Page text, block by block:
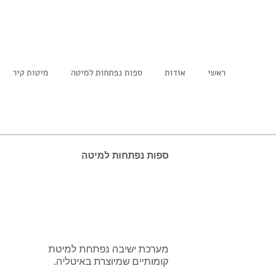
מיטות קיר ספות נפתחות למיטה אודות ראשי
ספות נפתחות למיטה
מערכת ישיבה נפתחת למיטת
קומותיים שמיוצרת באיטליה.